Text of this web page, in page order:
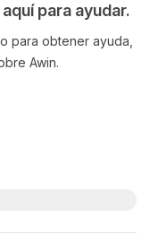
para ayudar.
para obtener ayuda,
Awin.